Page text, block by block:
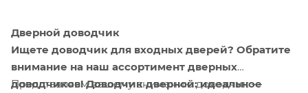
Дверной доводчик
Ищете доводчик для входных дверей? Обратите
внимание на наш ассортимент дверных
доводчиков! Доводчик дверной: идеальное
Представляем вашему вниманию доводчик —